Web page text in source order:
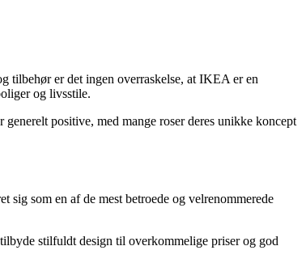
tilbehør er det ingen overraskelse, at IKEA er en
og livsstile.
positive, med mange roser deres unikke koncept
som en af de mest betroede og velrenommerede
stilfuldt design til overkommelige priser og god